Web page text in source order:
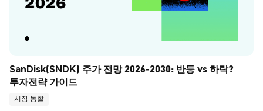
SanDisk(SNDK) 주가 전망 2026-2030: 반등 vs 하락?
투자전략 가이드
시장 통찰